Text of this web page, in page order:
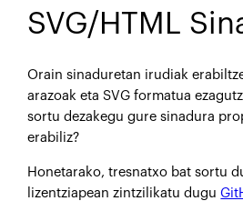
SVG/HTML
Orain sinaduretan irudiak
arazoak eta SVG formatua
sortu dezakegu gure sinadura
erabiliz?
Honetarako, tresnatxo bat sortu
lizentziapean zintzilikatu dugu